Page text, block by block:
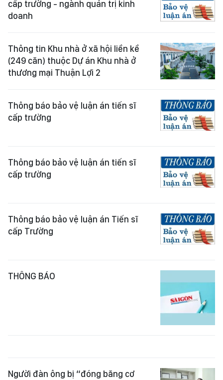
cấp trường - ngành quản trị kinh
doanh
Thông tin Khu nhà ở xã hội liền kề
(249 căn) thuộc Dự án Khu nhà ở
thương mại Thuận Lợi 2
Thông báo bảo vệ luận án tiến sĩ
cấp trường
Thông báo bảo vệ luận án tiến sĩ
cấp trường
Thông báo bảo vệ luận án Tiến sĩ
cấp Trường
THÔNG BÁO
Người đàn ông bị “đóng băng cơ